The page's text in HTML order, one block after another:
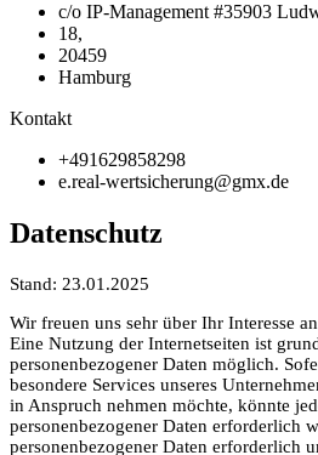
c/o IP-Management #35903
18,
20459
Hamburg
Kontakt
+491629858298
e.real-wertsicherung@gmx.de
Datenschutz
Stand: 23.01.2025
Wir freuen uns sehr über Ihr Interesse
Eine Nutzung der Internetseiten ist
personenbezogener Daten möglich.
besondere Services unseres
in Anspruch nehmen möchte, könnte
personenbezogener Daten erforderlich
personenbezogener Daten erforderlich